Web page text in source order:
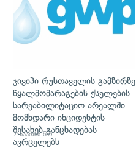
ჯივიპი რუსთაველის გამზირზე
წყალმომარაგების ქსელების
სარეაბილიტაციო არეალში
მომხდარი ინციდენტის
შესახებ განცხადებას
ავრცელებს
7 საათის წინ